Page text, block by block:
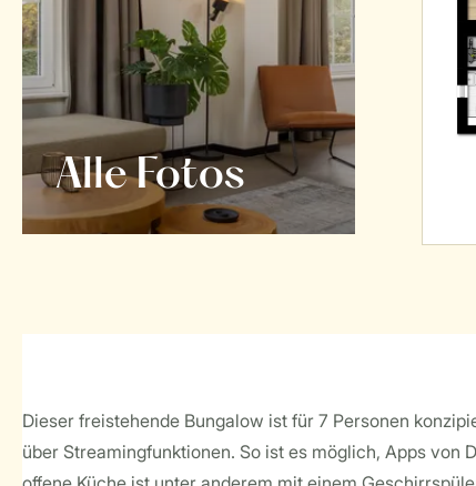
Alle Fotos
Dieser freistehende Bungalow ist für 7 Personen
über Streamingfunktionen. So ist es möglich, Apps von